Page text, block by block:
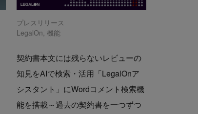
プレスリリース
LegalOn ,機能
契約書本文には残らないレビューの
知見をAIで検索・活用「LegalOnア
シスタント」にWordコメント検索機
能を搭載～過去の契約書を一つずつ